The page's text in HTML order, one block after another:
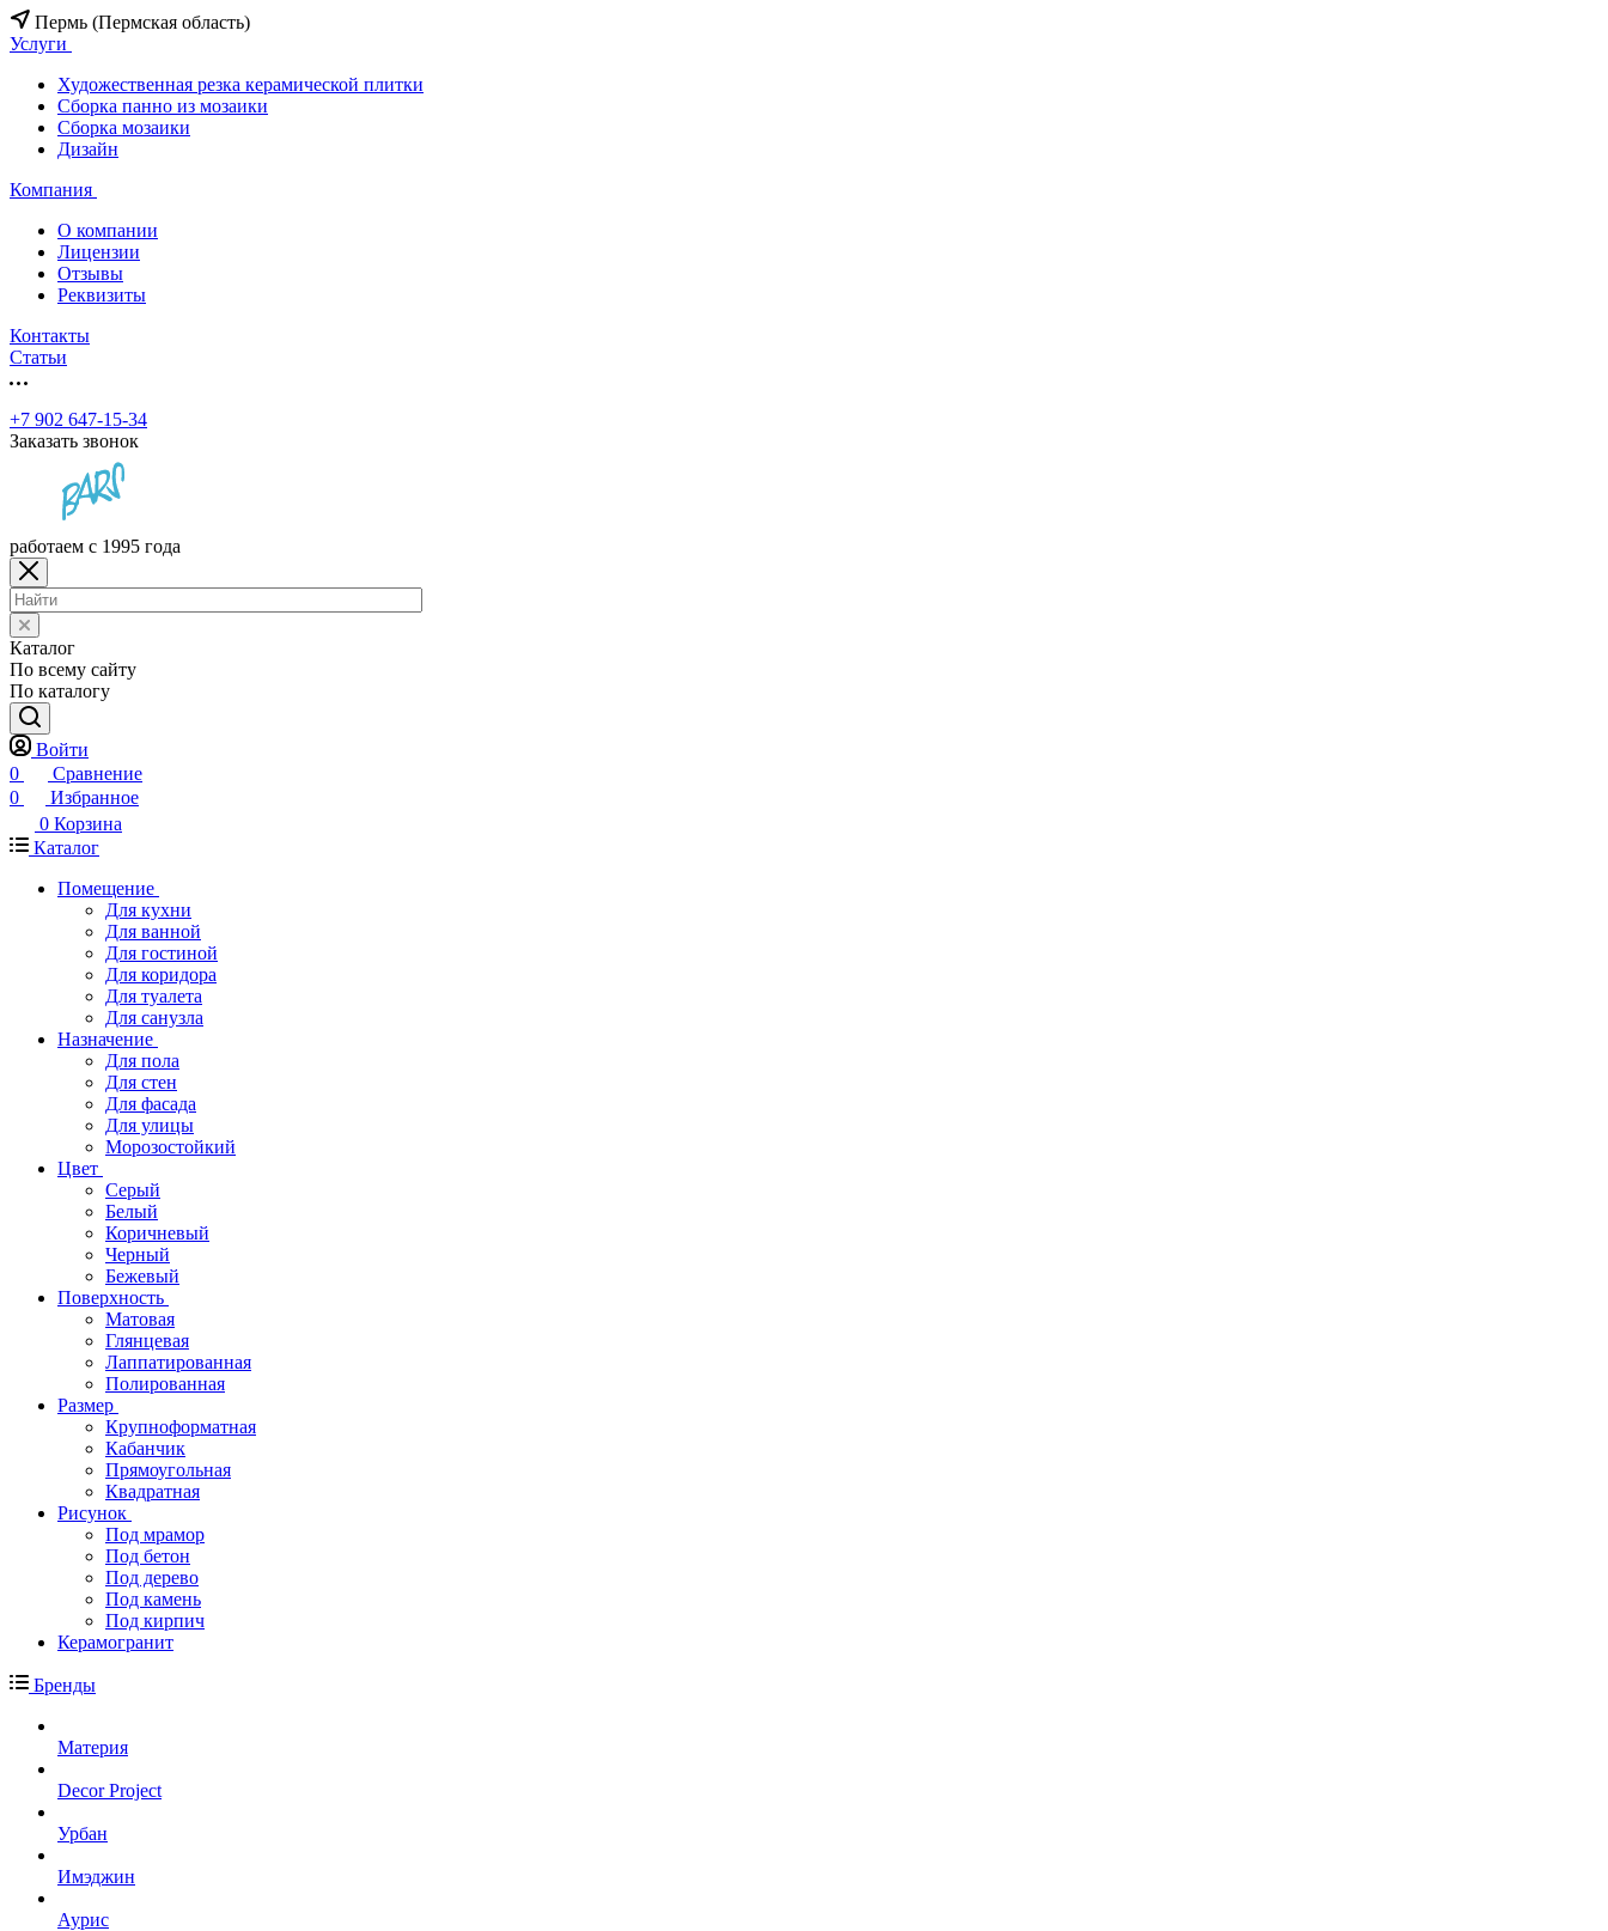
Пермь (Пермская область)
Услуги
Художественная резка керамической плитки
Сборка панно из мозаики
Сборка мозаики
Дизайн
Компания
О компании
Лицензии
Отзывы
Реквизиты
Контакты
Статьи
+7 902 647-15-34
Заказать звонок
работаем с 1995 года
Каталог
По всему сайту
По каталогу
Войти
0
Сравнение
0
Избранное
0 Корзина
Каталог
Помещение
Для кухни
Для ванной
Для гостиной
Для коридора
Для туалета
Для санузла
Назначение
Для пола
Для стен
Для фасада
Для улицы
Морозостойкий
Цвет
Серый
Белый
Коричневый
Черный
Бежевый
Поверхность
Матовая
Глянцевая
Лаппатированная
Полированная
Размер
Крупноформатная
Кабанчик
Прямоугольная
Квадратная
Рисунок
Под мрамор
Под бетон
Под дерево
Под камень
Под кирпич
Керамогранит
Бренды
Материя
Decor Project
Урбан
Имэджин
Аурис